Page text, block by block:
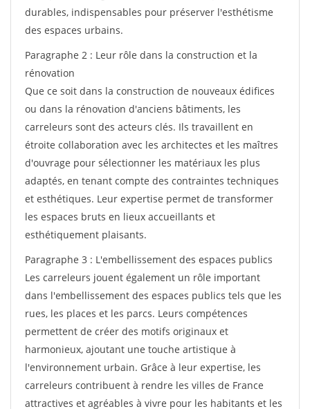
durables, indispensables pour préserver l'esthétisme
des espaces urbains.
Paragraphe 2 : Leur rôle dans la construction et la
rénovation
Que ce soit dans la construction de nouveaux édifices
ou dans la rénovation d'anciens bâtiments, les
carreleurs sont des acteurs clés. Ils travaillent en
étroite collaboration avec les architectes et les maîtres
d'ouvrage pour sélectionner les matériaux les plus
adaptés, en tenant compte des contraintes techniques
et esthétiques. Leur expertise permet de transformer
les espaces bruts en lieux accueillants et
esthétiquement plaisants.
Paragraphe 3 : L'embellissement des espaces publics
Les carreleurs jouent également un rôle important
dans l'embellissement des espaces publics tels que les
rues, les places et les parcs. Leurs compétences
permettent de créer des motifs originaux et
harmonieux, ajoutant une touche artistique à
l'environnement urbain. Grâce à leur expertise, les
carreleurs contribuent à rendre les villes de France
attractives et agréables à vivre pour les habitants et les